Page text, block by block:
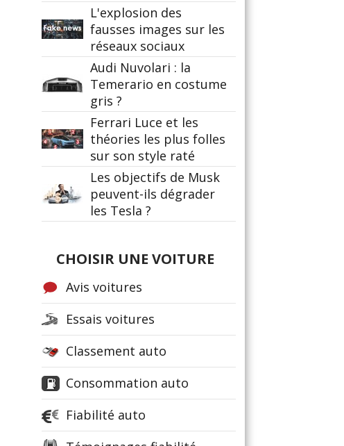
L'explosion des
fausses images sur les
réseaux sociaux
Audi Nuvolari : la
Temerario en costume
gris ?
Ferrari Luce et les
théories les plus folles
sur son style raté
Les objectifs de Musk
peuvent-ils dégrader
les Tesla ?
CHOISIR UNE VOITURE
Avis voitures
Essais voitures
Classement auto
Consommation auto
Fiabilité auto